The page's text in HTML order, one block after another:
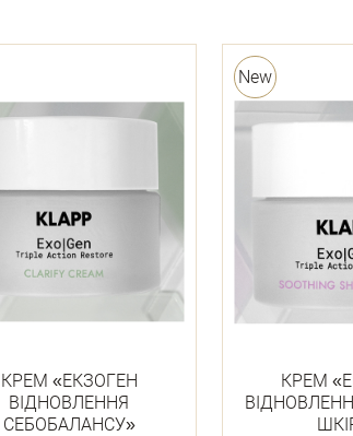
КРЕМ «ЕКЗОГЕН
ВІДНОВЛЕННЯ
СЕБОБАЛАНСУ»
New
КРЕМ